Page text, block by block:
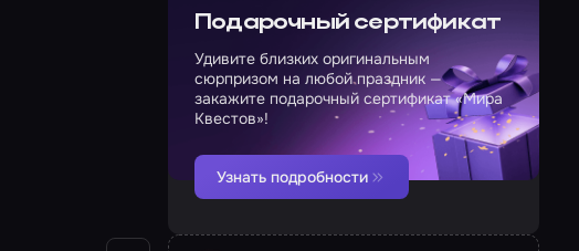
Подарочный сертификат
Удивите близких оригинальным
сюрпризом на любой праздник —
закажите подарочный сертификат «Мира
Квестов»!
Узнать подробности